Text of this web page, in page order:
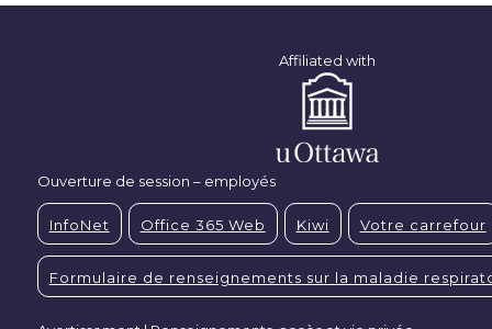
Affiliated with
Ouverture de session – employés
InfoNet Office 365 Web Kiwi Votre carrefour
Formulaire de renseignements sur la maladie